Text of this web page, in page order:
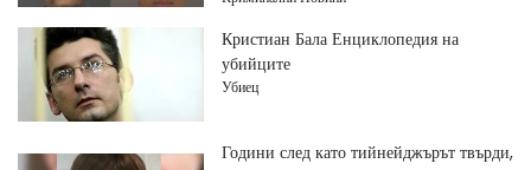
Кристиан Бала Енциклопедия на
убийците
Убиец
Години след като тийнейджърът твърди,